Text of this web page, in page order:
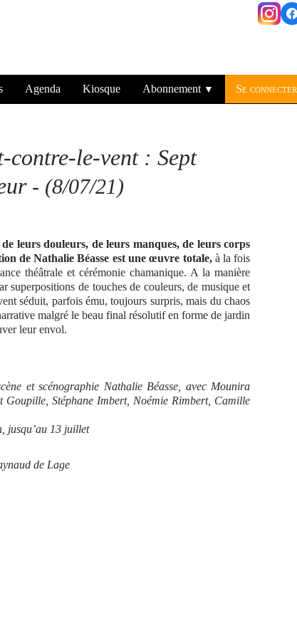
Agenda Kiosque Abonnement ▼ Se connecter
contre-le-vent : Sept
- (8/07/21)
leurs douleurs, de leurs manques, de leurs corps
de Nathalie Béasse est une œuvre totale,à la fois
théâtrale et cérémonie chamanique. A la manière
superpositions de touches de couleurs, de musique et
séduit, parfois ému, toujours surpris, mais du chaos
malgré le beau final résolutif en forme de jardin
leur envol.
et scénographie Nathalie Béasse, avec Mounira
Stéphane Imbert, Noémie Rimbert, Camille
jusqu’au 13 juillet
de Lage